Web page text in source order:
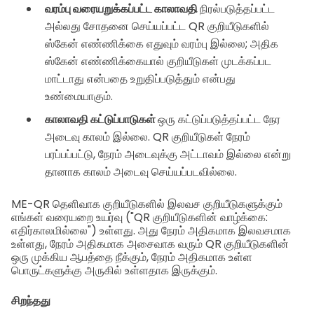
வரம்பு வரையறுக்கப்பட்ட காலாவதிநிரல்படுத்தப்பட்ட
அல்லது சோதனை செய்யப்பட்ட QR குறியீடுகளில்
ஸ்கேன் எண்ணிக்கை எதுவும் வரம்பு இல்லை; அதிக
ஸ்கேன் எண்ணிக்கையால் குறியீடுகள் முடக்கப்பட
மாட்டாது என்பதை உறுதிப்படுத்தும் என்பது
உண்மையாகும்.
காலாவதி கட்டுப்பாடுகள்ஒரு கட்டுப்படுத்தப்பட்ட நேர
அடைவு காலம் இல்லை. QR குறியீடுகள் நேரம்
பரப்பப்பட்டு, நேரம் அடைவுக்கு அட்டாவம் இல்லை என்று
தானாக காலம் அடைவு செய்யப்படவில்லை.
ME-QR தெளிவாக குறியீடுகளில் இலவச குறியீடுகளுக்கும்
எங்கள் வரையறை உயர்வு ("QR குறியீடுகளின் வாழ்க்கை:
எதிர்காலமில்லை") உள்ளது. அது நேரம் அதிகமாக இலவசமாக
உள்ளது, நேரம் அதிகமாக அசைவாக வரும் QR குறியீடுகளின்
ஒரு முக்கிய ஆபத்தை நீக்கும், நேரம் அதிகமாக உள்ள
பொருட்களுக்கு அருகில் உள்ளதாக இருக்கும்.
சிறந்தது